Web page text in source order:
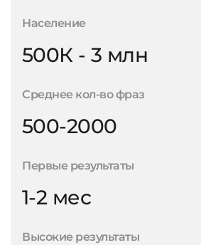
Население
500К - 3 млн
Среднее кол-во фраз
500-2000
Первые результаты
1-2 мес
Высокие результаты